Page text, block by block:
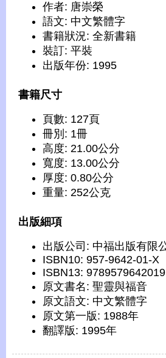
作者: 唐崇榮
語文: 中文繁體字
書籍狀況: 全新書籍
裝訂: 平裝
出版年份: 1995
書籍尺寸
頁數: 127頁
冊別: 1冊
高度: 21.00公分
寬度: 13.00公分
厚度: 0.80公分
重量: 252公克
出版細項
出版公司: 中福出版有限
ISBN10: 957-9642-01-X
ISBN13: 9789579642019
原文書名: 聖靈與福音
原文語文: 中文繁體字
原文第一版: 1988年
翻譯版: 1995年